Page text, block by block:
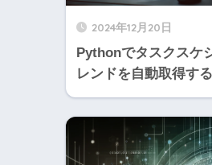
2024年12月20日
Pythonでタスクスケ
レンドを自動取得す